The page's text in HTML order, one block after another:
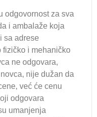
odgovornost za sva
i ambalaže koja
sa adrese
fizičko i mehaničko
ne odgovara,
nije dužan da
već će cenu
odgovara
umanjenja